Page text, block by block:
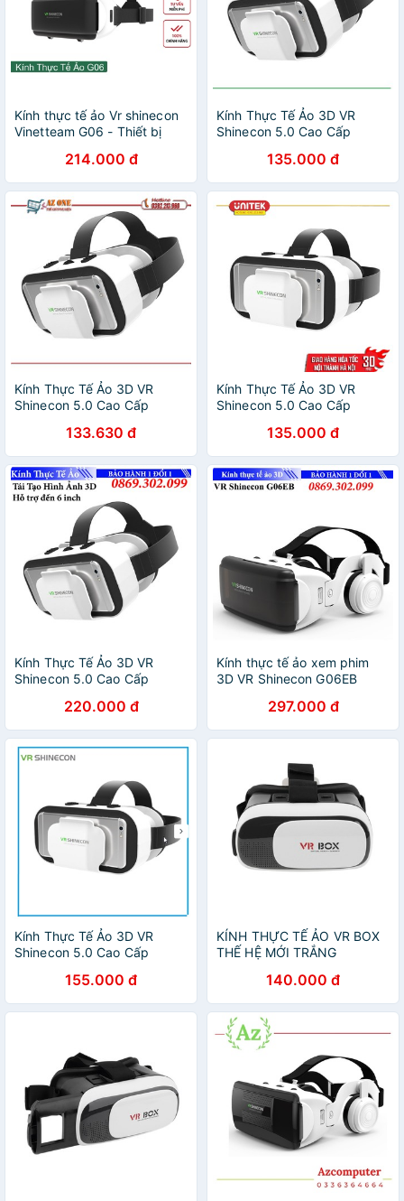
Kính thực tế ảo Vr shinecon
Vinetteam G06 - Thiết bị
Chơi Tất Cả Game Vr Và
Phim 360 -4440
214.000 đ
Kính Thực Tế Ảo 3D VR
Shinecon 5.0 Cao Cấp
135.000 đ
Kính Thực Tế Ảo 3D VR
Shinecon 5.0 Cao Cấp
133.630 đ
Kính Thực Tế Ảo 3D VR
Shinecon 5.0 Cao Cấp
135.000 đ
Kính Thực Tế Ảo 3D VR
Shinecon 5.0 Cao Cấp
220.000 đ
Kính thực tế ảo xem phim
3D VR Shinecon G06EB
297.000 đ
Kính Thực Tế Ảo 3D VR
Shinecon 5.0 Cao Cấp
155.000 đ
KÍNH THỰC TẾ ẢO VR BOX
THẾ HỆ MỚI TRẮNG
140.000 đ